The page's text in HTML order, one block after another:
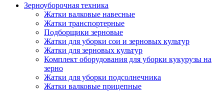
Зерноуборочная техника
Жатки валковые навесные
Жатки транспортерные
Подборщики зерновые
Жатки для уборки сои и зерновых культур
Жатки для зерновых культур
Комплект оборудования для уборки кукурузы на
зерно
Жатки для уборки подсолнечника
Жатки валковые прицепные